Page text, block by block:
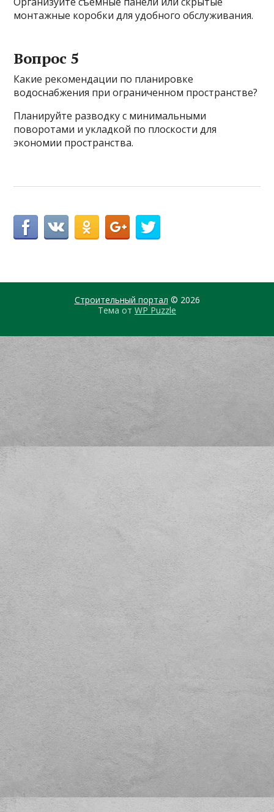
монтажные коробки для удобного обслуживания.
Вопрос 5
Какие рекомендации по планировке
водоснабжения при ограниченном пространстве?
Планируйте разводку с минимальными
поворотами и укладкой по плоскости для
экономии пространства.
Строительный портал © 2026
Тема от WP Puzzle